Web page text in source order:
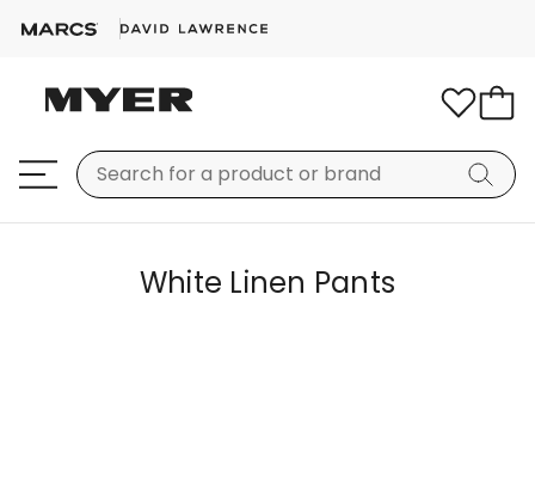
White Linen Pants